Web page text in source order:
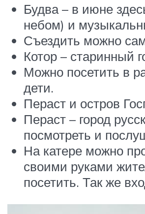
Будва – в июне
небом) и
Съездить можно
Котор – старинный
Можно посетить в
дети.
Пераст и остров
Пераст – город
посмотреть и
На катере можно
своими руками
посетить. Так же